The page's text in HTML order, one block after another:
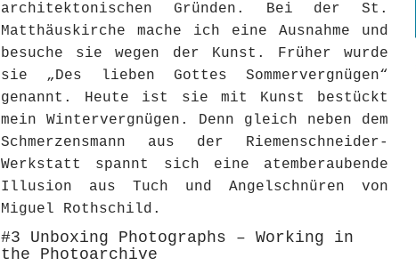
architektonischen Gründen. Bei der St.
Matthäuskirche mache ich eine Ausnahme und
besuche sie wegen der Kunst. Früher wurde
sie „Des lieben Gottes Sommervergnügen“
genannt. Heute ist sie mit Kunst bestückt
mein Wintervergnügen. Denn gleich neben dem
Schmerzensmann aus der Riemenschneider-
Werkstatt spannt sich eine atemberaubende
Illusion aus Tuch und Angelschnüren von
Miguel Rothschild.
#3 Unboxing Photographs – Working in
the Photoarchive